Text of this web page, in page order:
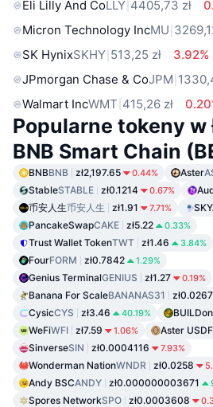
Eli Lilly And CoLLY 4405,73 zł
Micron Technology IncMU
SK HynixSKHY 513,25 zł
3.92%
JPmorgan Chase & CoJPM
Walmart IncWMT 415,26 zł
Popularne tokeny w
BNB Smart Chain
BNBBNB zł2,197.65 0.44% Aster
StableSTABLE zł0.1214 0.67%
币安人生币安人生 zł1.91 7.71%
PancakeSwapCAKE zł5.22 0.33%
Trust Wallet TokenTWT zł1.46 3.84%
FourFORM zł0.7842 1.29%
Genius TerminalGENIUS zł1.27 0.19%
Banana For ScaleBANANAS31
CysicCYS zł3.46 40.19% BUILDon
WeFiWFI zł7.59 1.06% Aster USDF
SinverseSIN zł0.0004116 7.93%
Wonderman NationWNDR zł0.0258
Andy BSCANDY zł0.000000003671
Spores NetworkSPO zł0.0003608